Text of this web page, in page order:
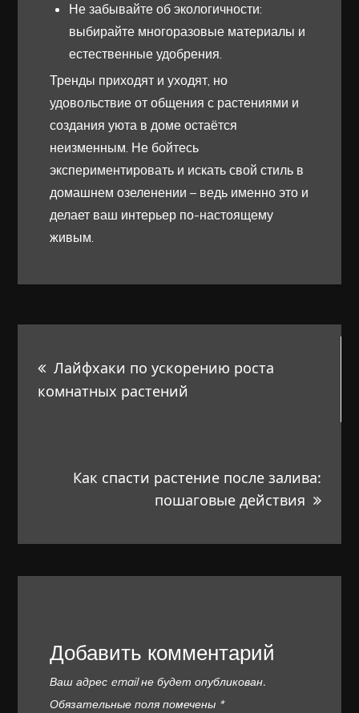
Не забывайте об экологичности:
выбирайте многоразовые материалы и
естественные удобрения.
Тренды приходят и уходят, но
удовольствие от общения с растениями и
создания уюта в доме остаётся
неизменным. Не бойтесь
экспериментировать и искать свой стиль в
домашнем озеленении – ведь именно это и
делает ваш интерьер по-настоящему
живым.
по
Лайфхаки по ускорению роста
комнатных растений
Как спасти растение после залива:
пошаговые действия
Добавить комментарий
Ваш адрес email не будет опубликован.
Обязательные поля помечены *